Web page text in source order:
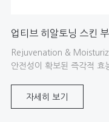
업티브 히알토닝 스킨
Rejuvenation &
안전성이 확보된 즉각적 효
자세히 보기